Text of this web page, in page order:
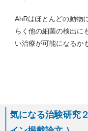
AhRはほとんどの動物
らく他の細菌の検出に
い治療が可能になるか
気になる治験研究